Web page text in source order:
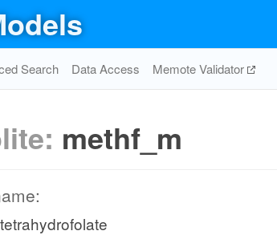
Search Data Access Memote Validator
methf_m